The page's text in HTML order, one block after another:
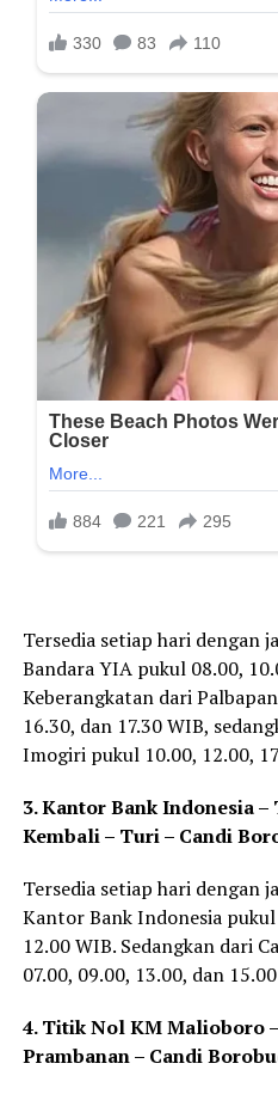
Tersedia setiap hari dengan
Bandara YIA pukul 08.00,
Keberangkatan dari
16.30, dan 17.30 WIB,
Imogiri pukul 10.00, 12.00,
3. Kantor Bank Indonesia
Kembali – Turi – Candi
Tersedia setiap hari dengan
Kantor Bank Indonesia
12.00 WIB. Sedangkan dari
07.00, 09.00, 13.00, dan
4. Titik Nol KM Malioboro
Prambanan – Candi